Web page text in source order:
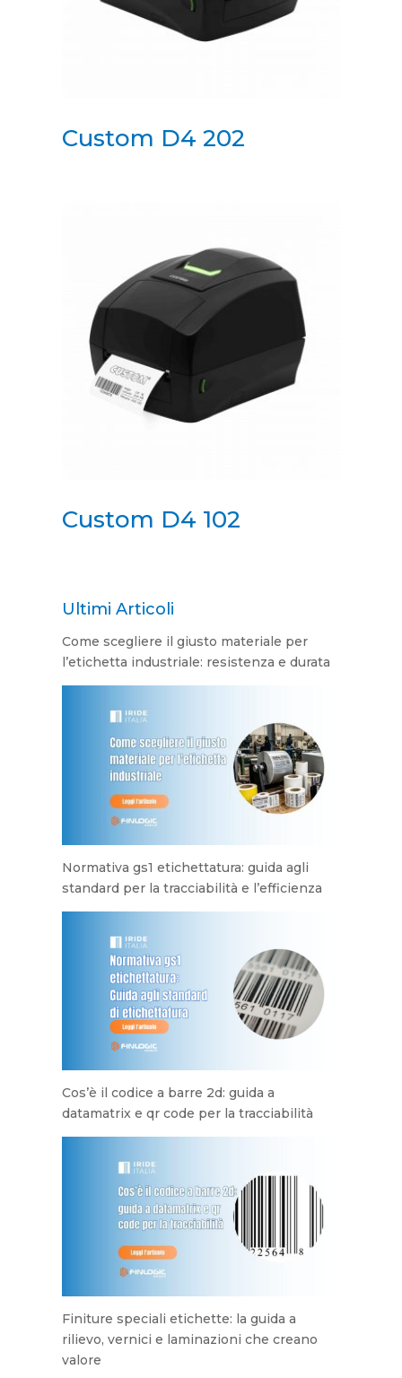
Custom D4 202
Custom D4 102
Ultimi Articoli
Come scegliere il giusto materiale per
l’etichetta industriale: resistenza e durata
Normativa gs1 etichettatura: guida agli
standard per la tracciabilità e l’efficienza
Cos’è il codice a barre 2d: guida a
datamatrix e qr code per la tracciabilità
Finiture speciali etichette: la guida a
rilievo, vernici e laminazioni che creano
valore